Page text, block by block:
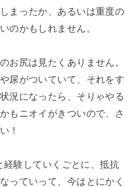
まったか、あるいは重度の
のかもしれません。
お尻は見たくありません。
尿がついていて、それをす
況になったら、そりゃやる
もニオイがきついので、さ
！
験していくごとに、抵抗
っていって、今はとにかく